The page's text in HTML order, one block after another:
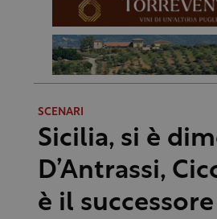
SCENARI
Sicilia, si è
D’Antrassi,
è il successore